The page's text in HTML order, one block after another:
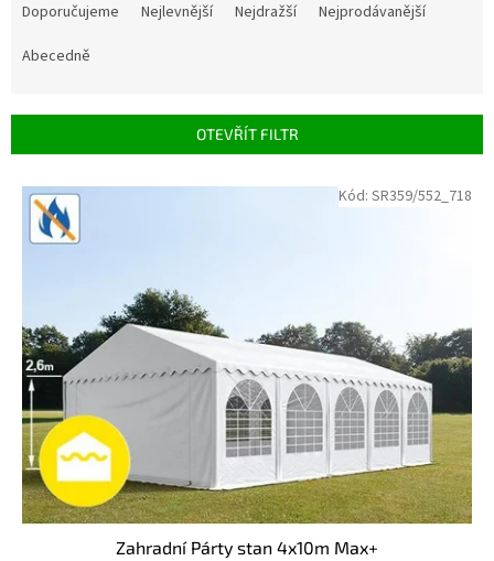
Doporučujeme Nejlevnější Nejdražší
Nejprodávanější
Abecedně
OTEVŘÍT FILTR
Výpis produktů
Zahradní Párty stan 4x10m Max+
Kód: SR359/552_718